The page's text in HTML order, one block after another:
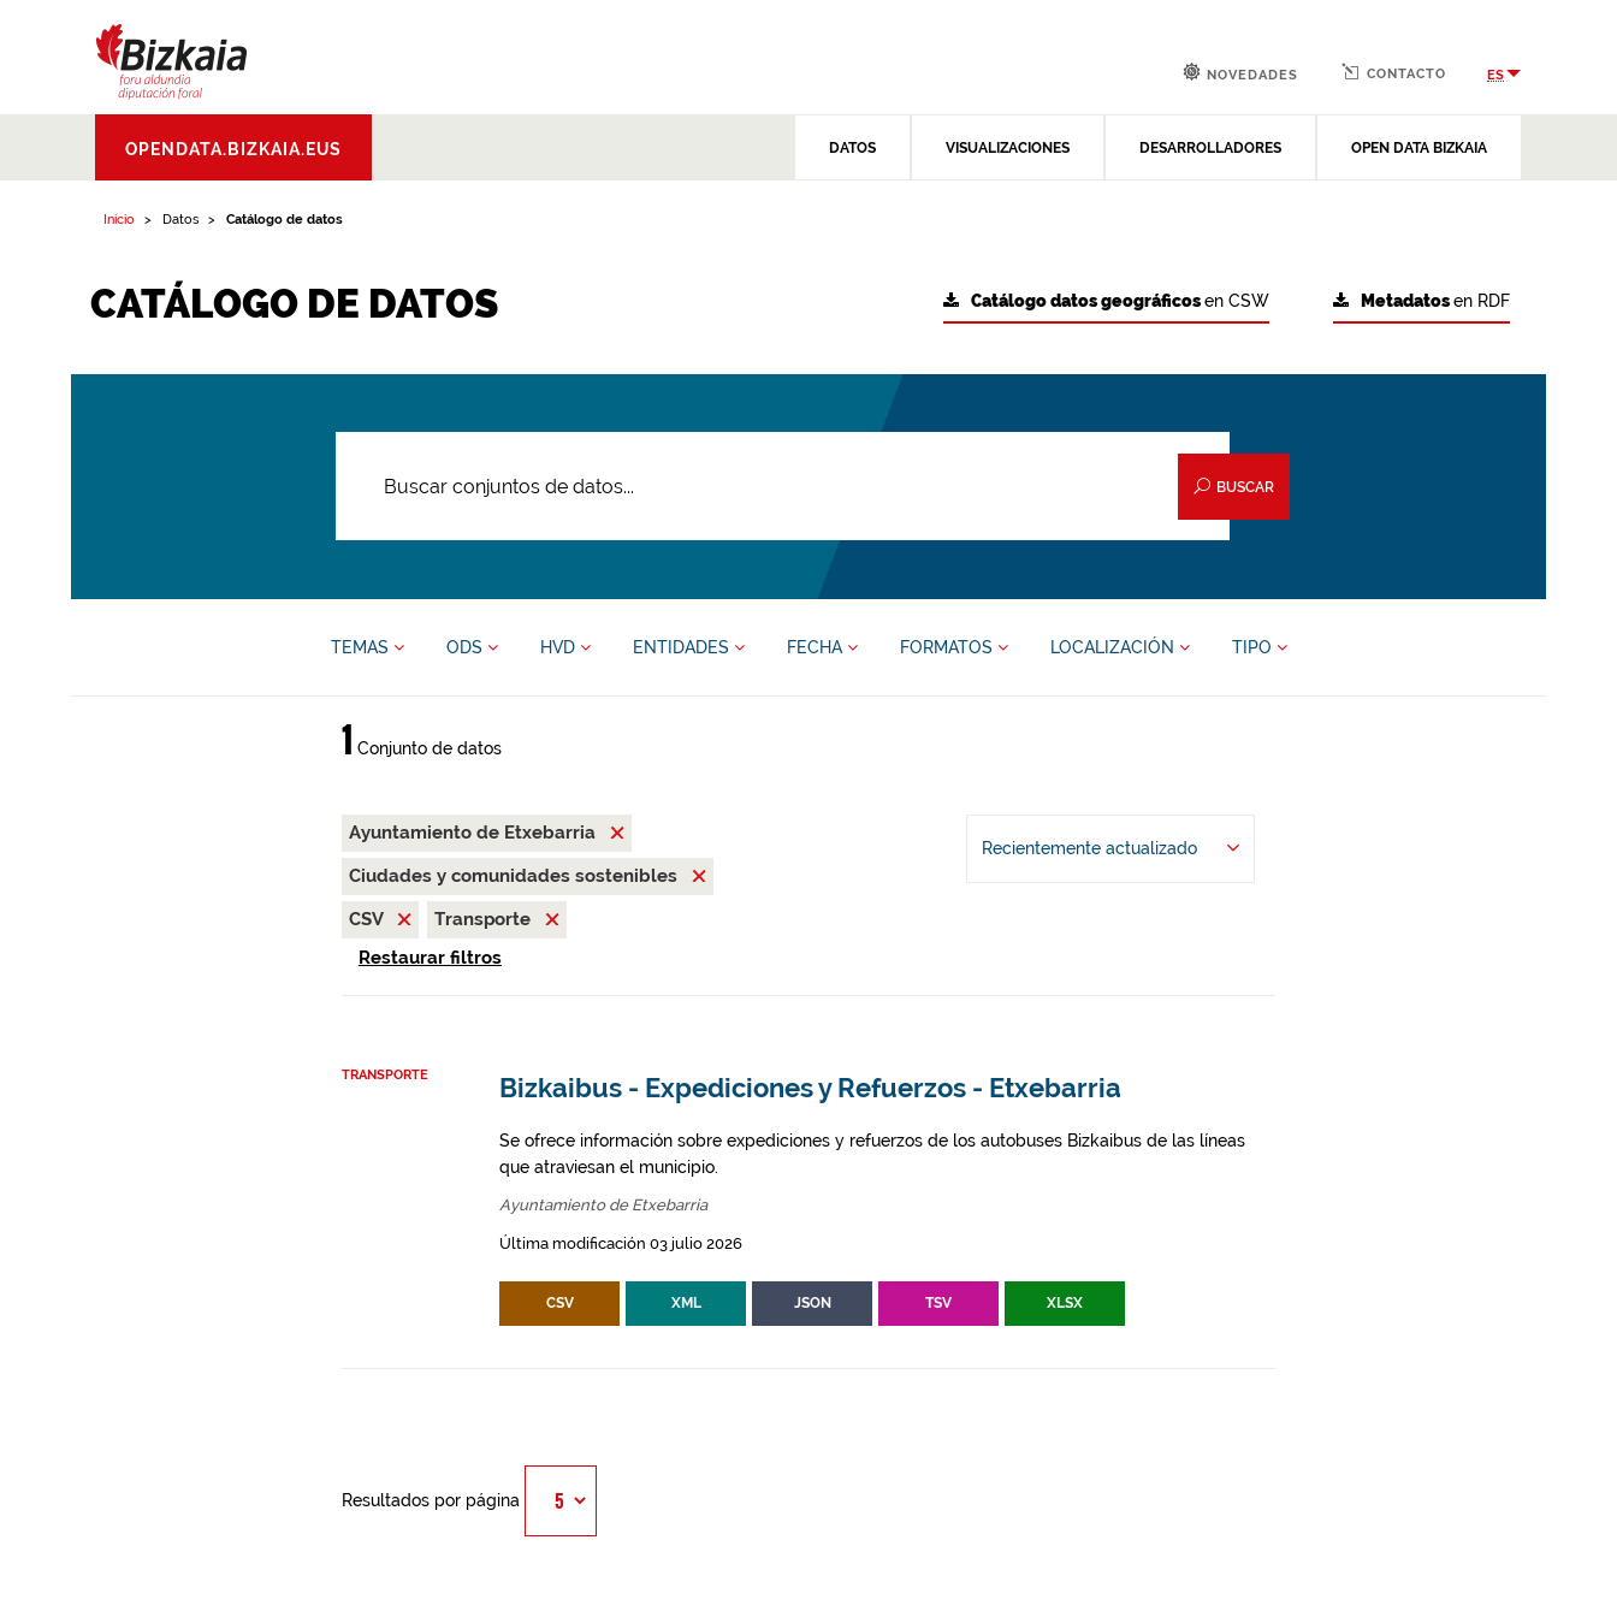
Aldundia.Diputacion
Foral de Bizkaia
OPENDATA.BIZKAIA.EUS DATOS VISUALIZACIONES DESARROLLADORES OPEN DATA BIZKAIA
NOVEDADES CONTACTO ES
Inicio Datos Catálogo de datos
CATÁLOGO DE DATOS Metadatosen RDF
Catálogo datos geográficosen CSW
BUSCAR
TEMAS ODS HVD ENTIDADES FECHA FORMATOS LOCALIZACIÓN TIPO
1 Conjunto de datos
Ayuntamiento de Etxebarria
Ciudades y comunidades sostenibles
CSV
Transporte
Restaurar filtros
Recientemente actualizado
TRANSPORTE Bizkaibus - Expediciones y Refuerzos - Etxebarria
Se ofrece información sobre expediciones y refuerzos de los autobuses Bizkaibus de las líneas
que atraviesan el municipio.
Ayuntamiento de Etxebarria
Última modificación 03 julio 2026
CSV XML JSON TSV XLSX
Resultados por página